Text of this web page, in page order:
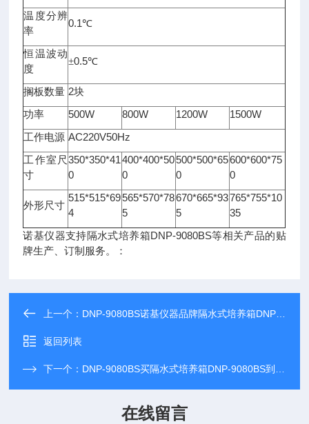
温度分辨
率
0.1℃
恒温波动
度
±0.5℃
搁板数量 2块
功率 500W 800W 1200W 1500W
工作电源 AC220V50Hz
工作室尺
寸
350*350*41
0
400*400*50
0
500*500*65
0
600*600*75
0
外形尺寸
515*515*69
4
565*570*78
5
670*665*93
5
765*755*10
35
诺基仪器支持隔水式培养箱DNP-9080BS等相关产品的贴
牌生产、订制服务。：
上一个： DNP-9080BS诺基仪器品牌隔水式培养箱DNP-9080BS可比进口产品
返回列表
下一个： DNP-9080BS买隔水式培养箱DNP-9080BS到哪里，*诺基仪器
在线留言